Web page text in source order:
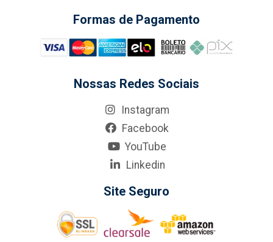
Formas de Pagamento
Nossas Redes Sociais
Instagram
Facebook
YouTube
Linkedin
Site Seguro